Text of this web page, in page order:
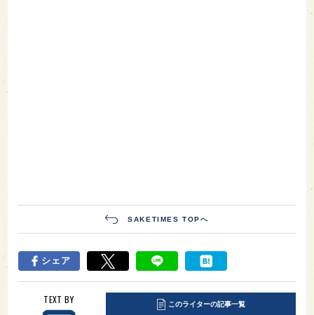
SAKETIMES TOPへ
シェア
TEXT BY このライターの記事一覧